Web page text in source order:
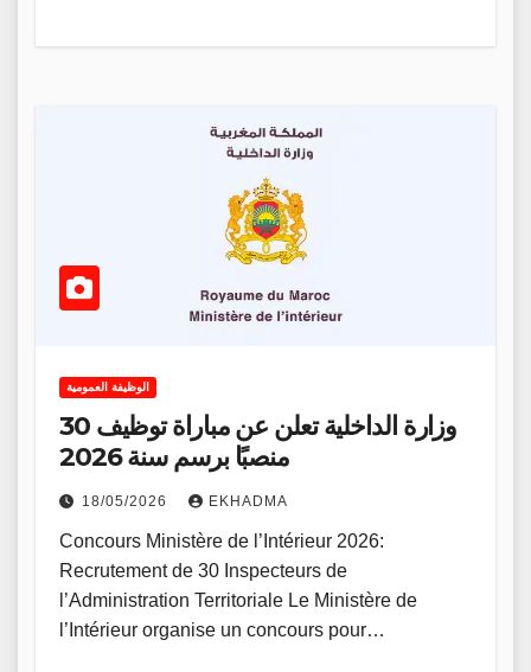
الوظيفة العمومية
وزارة الداخلية تعلن عن مباراة توظيف 30
منصبًا برسم سنة 2026
18/05/2026 EKHADMA
Concours Ministère de l’Intérieur 2026:
Recrutement de 30 Inspecteurs de
l’Administration Territoriale Le Ministère de
l’Intérieur organise un concours pour…